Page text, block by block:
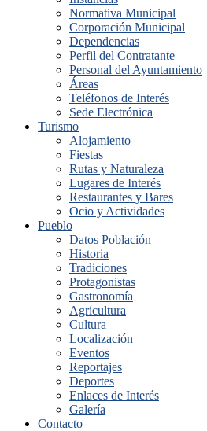
Normativa Municipal
Corporación Municipal
Dependencias
Perfil del Contratante
Personal del Ayuntamiento
Áreas
Teléfonos de Interés
Sede Electrónica
Turismo
Alojamiento
Fiestas
Rutas y Naturaleza
Lugares de Interés
Restaurantes y Bares
Ocio y Actividades
Pueblo
Datos Población
Historia
Tradiciones
Protagonistas
Gastronomía
Agricultura
Cultura
Localización
Eventos
Reportajes
Deportes
Enlaces de Interés
Galería
Contacto